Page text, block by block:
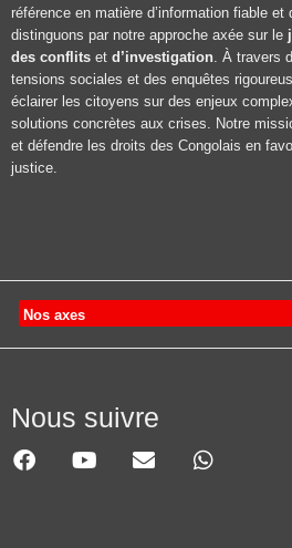
référence en matière d’information fiable
distinguons par notre approche axée sur le
des conflits et d’investigation. À travers
tensions sociales et des enquêtes
éclairer les citoyens sur des enjeux
solutions concrètes aux crises. Notre
et défendre les droits des Congolais en
justice.
Nos axes
Nous suivre